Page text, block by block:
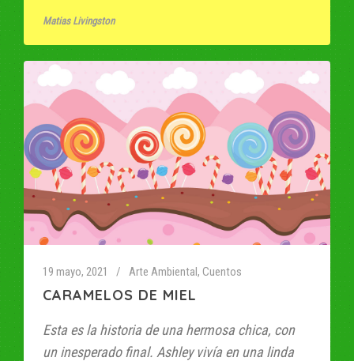
Matias Livingston
19 mayo, 2021 Arte Ambiental, Cuentos
CARAMELOS DE MIEL
Esta es la historia de una hermosa chica, con
un inesperado final. Ashley vivía en una linda